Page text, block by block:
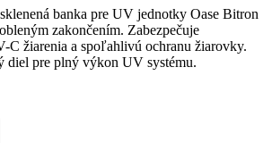
banka pre UV jednotky Oase Bitron
zakončením. Zabezpečuje
C žiarenia a spoľahlivú ochranu žiarovky.
diel pre plný výkon UV systému.